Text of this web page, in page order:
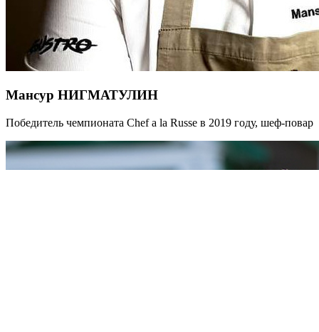
Мансур НИГМАТУЛИН
Победитель чемпионата Chef a la Russe в 2019 году, шеф-повар